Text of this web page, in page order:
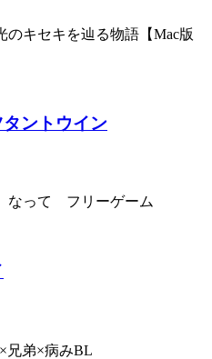
のキセキを辿る物語【Mac版
ントウイン
って フリーゲーム
兄弟×病みBL